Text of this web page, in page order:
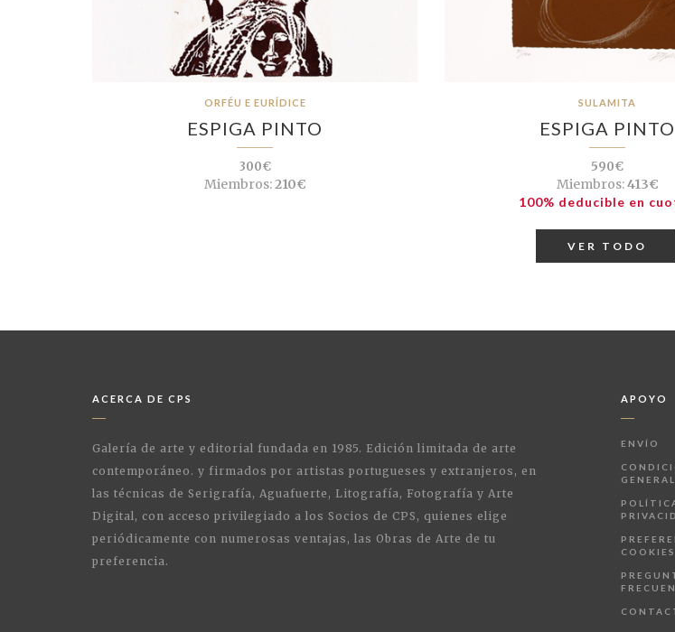
ORFÉU E EURÍDICE
ESPIGA PINTO
300€
Miembros:210€
SULAMITA
ESPIGA PINTO
590€
Miembros:413€
100% deducible en
VER TODO
ACERCA DE CPS
Galería de arte y editorial fundada en 1985. Edición limitada de arte
contemporáneo. y firmados por artistas portugueses y extranjeros, en
las técnicas de Serigrafía, Aguafuerte, Litografía, Fotografía y Arte
Digital, con acceso privilegiado a los Socios de CPS, quienes elige
periódicamente con numerosas ventajas, las Obras de Arte de tu
preferencia.
APOYO
ENVÍO
COOKIES